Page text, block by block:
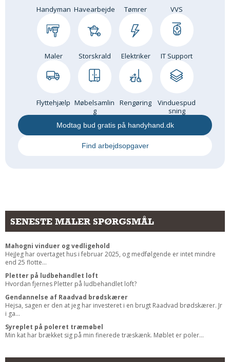
Handyman Havearbejde Tømrer VVS
Maler Storskrald Elektriker IT Support
Flyttehjælp Møbelsamlin
g
Rengøring
Vinduespud
sning
Modtag bud gratis på handyhand.dk
Find arbejdsopgaver
SENESTE MALER SPØRGSMÅL
Mahogni vinduer og vedligehold
HejJeg har overtaget hus i februar 2025, og medfølgende er intet mindre
end 25 flotte...
Pletter på ludbehandlet loft
Hvordan fjernes Pletter på ludbehandlet loft?
Gendannelse af Raadvad brødskærer
Hejsa, sagen er den at jeg har investeret i en brugt Raadvad brødskærer. Jr
i ga...
Syreplet på poleret træmøbel
Min kat har brækket sig på min finerede træskænk. Møblet er poler...